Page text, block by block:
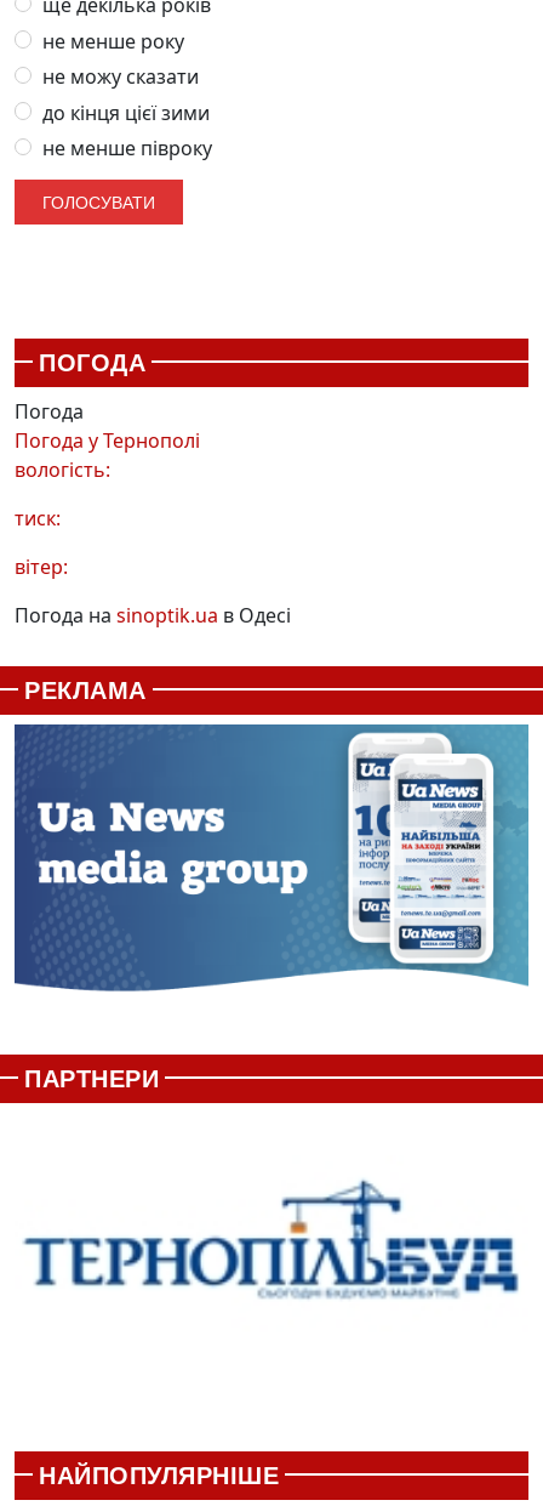
не менше року
не можу сказати
до кінця цієї зими
не менше півроку
ПОГОДА
Погода
Погода уТернополі
вологість:
тиск:
вітер:
Погода на sinoptik.ua в Одесі
РЕКЛАМА
ПАРТНЕРИ
НАЙПОПУЛЯРНІШЕ